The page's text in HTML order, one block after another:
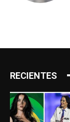
RECIENTES